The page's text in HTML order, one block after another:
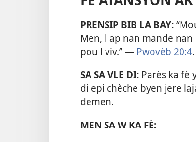
PRENSIP BIB LA BAY:
Men, l ap nan mande nan
pou l viv.” — Pwovèb 20:4.
SA SA VLE DI: Parès ka fè
di epi chèche byen jere
demen.
MEN SA W KA FÈ: